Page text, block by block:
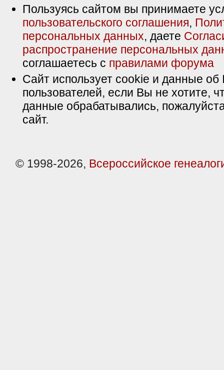
Пользуясь сайтом вы принимаете
пользовательского соглашения,
персональных данных, даете
распространение персональных
соглашаетесь с правилами форума
Сайт использует cookie и данные об
пользователей, если Вы не хотите,
данные обрабатывались,
сайт.
© 1998-2026, Всероссийское